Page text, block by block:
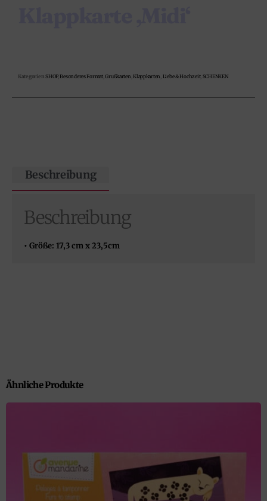
Kategorien SHOP, Besonderes Format,Grußkarten Klappkarten Liebe & Hochzeit, SCHENKEN
Beschreibung
Beschreibung
• Größe: 17,3 cm x 23,5cm
Ähnliche Produkte